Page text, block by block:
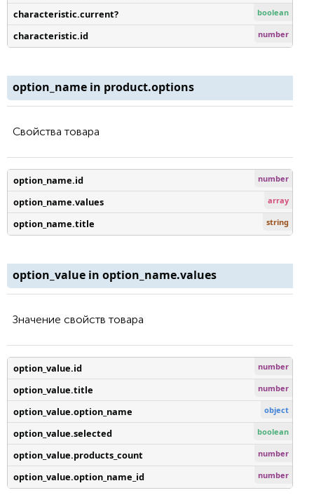
characteristic.current? boolean
characteristic.id number
option_name in product.options
Свойства товара
option_name.id number
option_name.values array
option_name.title string
option_value in option_name.values
Значение свойств товара
option_value.id number
option_value.title number
option_value.option_name object
option_value.selected boolean
option_value.products_count number
option_value.option_name_id number